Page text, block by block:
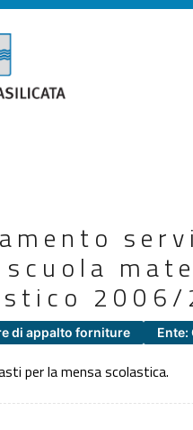
2006/
di appalto forniture Ente:
per la mensa scolastica.